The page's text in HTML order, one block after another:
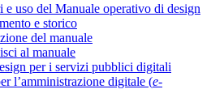
e uso del Manuale operativo di design
e storico
del manuale
al manuale
per i servizi pubblici digitali
l’amministrazione digitale (e-